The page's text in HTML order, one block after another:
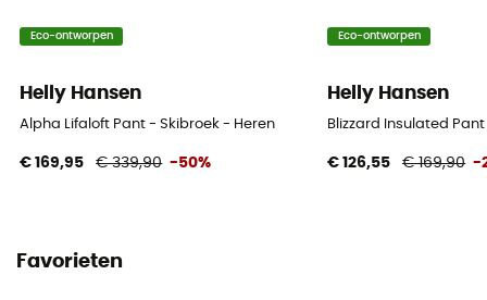
Eco-ontworpen
Helly Hansen
Alpha Lifaloft Pant - Skibroek - Heren
€ 169,95 € 339,90 -50%
Eco-ontworpen
Helly Hansen
Blizzard Insulated
€ 126,55 € 169,90 -
Favorieten